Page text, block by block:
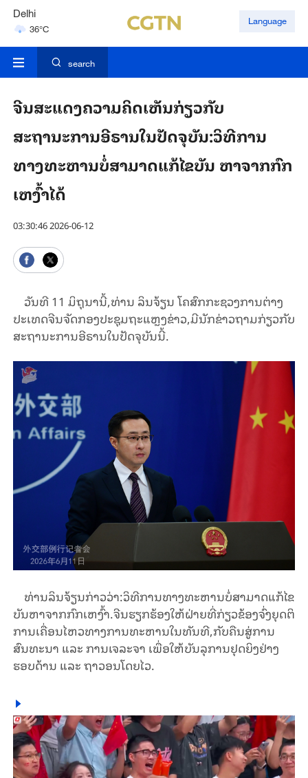
Delhi
36°C
Hyderabad
Language
search
ຈີນສະແດງຄວາມຄິດເຫັນກ່ຽວກັບ
ສະຖານະການອີຣານໃນປັດຈຸບັນ:ວິທີການ
ທາງທະຫານບໍ່ສາມາດແກ້ໄຂບັນ ຫາຈາກກົກ
ເຫງົ້າໄດ້
03:30:46 2026-06-12
ວັນທີ 11 ມິຖຸນານີ້,ທ່ານ ລິນຈ້ຽນ ໂຄສົກກະຊວງການຕ່າງ
ປະເທດຈີນຈັດກອງປະຊຸມຖະແຫຼງຂ່າວ,ມີນັກຂ່າວຖາມກ່ຽວກັບ
ສະຖານະການອີຣານໃນປັດຈຸບັນນີ້.
ທ່ານລິນຈ້ຽນກ່າວວ່າ:ວິທີການທາງທະຫານບໍ່ສາມາດແກ້ໄຂ
ບັນຫາຈາກກົກເຫງົ້າ.ຈີນຮຽກຮ້ອງໃຫ້ຝ່າຍທີ່ກ່ຽວຂ້ອງຈົ່ງຍຸດຕິ
ການເຄື່ອນໄຫວທາງການທະຫານໃນທັນທີ,ກັບຄືນສູ່ການ
ສົນທະນາ ແລະ ການເຈລະຈາ ເພື່ອໃຫ້ບັນລຸການຢຸດຍິງຢ່າງ
ຮອບດ້ານ ແລະ ຖາວອນໂດຍໄວ.